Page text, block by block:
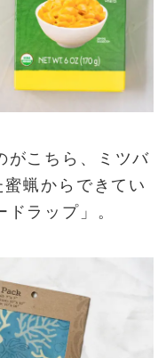
がこちら、ミツバ
蝋からできてい
ラップ」。